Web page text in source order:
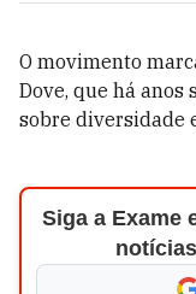
O movimento
Dove, que há
sobre diversidade
Siga a Exame